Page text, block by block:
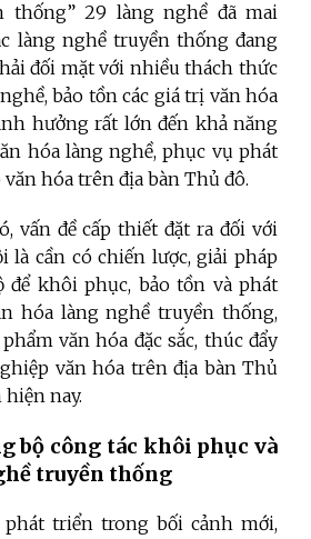
thống” 29 làng nghề đã mai
làng nghề truyền thống đang
đối mặt với nhiều thách thức
bảo tồn các giá trị văn hóa
hưởng rất lớn đến khả năng
hóa làng nghề, phục vụ phát
hóa trên địa bàn Thủ đô.
vấn đề cấp thiết đặt ra đối với
là cần có chiến lược, giải pháp
để khôi phục, bảo tồn và phát
hóa làng nghề truyền thống,
văn hóa đặc sắc, thúc đẩy
văn hóa trên địa bàn Thủ
nay.
bộ công tác khôi phục và
truyền thống
triển trong bối cảnh mới,